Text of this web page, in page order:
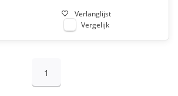
Verlanglijst
Vergelijk
1